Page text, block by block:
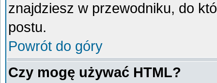
znajdziesz w przewodniku, do
postu.
Powrót do góry
Czy mogę używać HTML?